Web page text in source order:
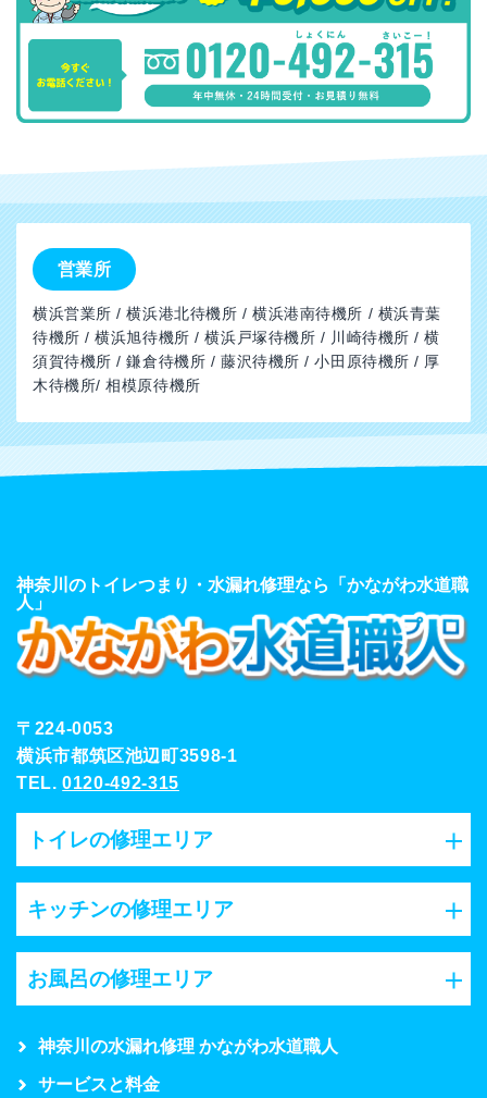
営業所
横浜営業所 / 横浜港北待機所 / 横浜港南待機所 / 横浜青葉
待機所 / 横浜旭待機所 / 横浜戸塚待機所 / 川崎待機所 / 横
須賀待機所 / 鎌倉待機所 / 藤沢待機所 / 小田原待機所 / 厚
木待機所/ 相模原待機所
神奈川のトイレつまり・水漏れ修理なら「かながわ水道職
人」
〒224-0053
横浜市都筑区池辺町3598-1
TEL.0120-492-315
トイレの修理エリア
キッチンの修理エリア
お風呂の修理エリア
神奈川の水漏れ修理 かながわ水道職人
サービスと料金